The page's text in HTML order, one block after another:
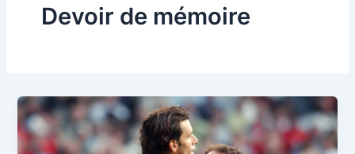
Devoir de mémoire